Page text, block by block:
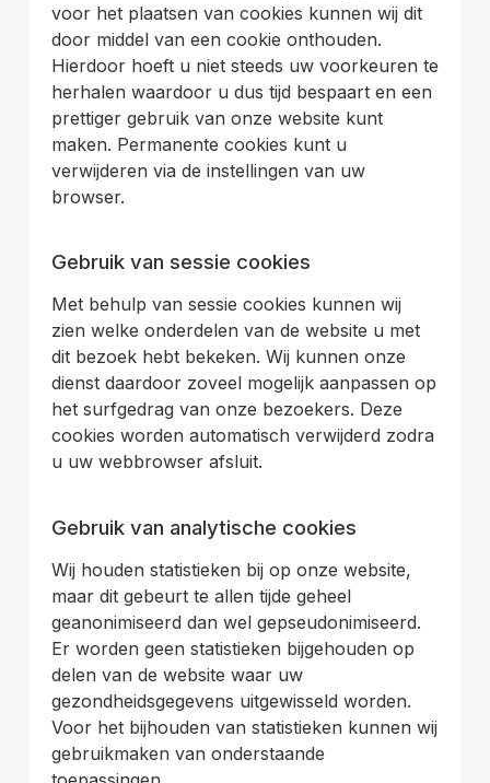
voor het plaatsen van cookies kunnen wij dit
door middel van een cookie onthouden.
Hierdoor hoeft u niet steeds uw voorkeuren te
herhalen waardoor u dus tijd bespaart en een
prettiger gebruik van onze website kunt
maken. Permanente cookies kunt u
verwijderen via de instellingen van uw
browser.
Gebruik van sessie cookies
Met behulp van sessie cookies kunnen wij
zien welke onderdelen van de website u met
dit bezoek hebt bekeken. Wij kunnen onze
dienst daardoor zoveel mogelijk aanpassen op
het surfgedrag van onze bezoekers. Deze
cookies worden automatisch verwijderd zodra
u uw webbrowser afsluit.
Gebruik van analytische cookies
Wij houden statistieken bij op onze website,
maar dit gebeurt te allen tijde geheel
geanonimiseerd dan wel gepseudonimiseerd.
Er worden geen statistieken bijgehouden op
delen van de website waar uw
gezondheidsgegevens uitgewisseld worden.
Voor het bijhouden van statistieken kunnen wij
gebruikmaken van onderstaande